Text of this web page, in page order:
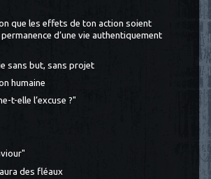
que les effets de ton action soient
d’une vie authentiquement
sans but, sans projet
humaine
t-elle l’excuse ?"
des fléaux